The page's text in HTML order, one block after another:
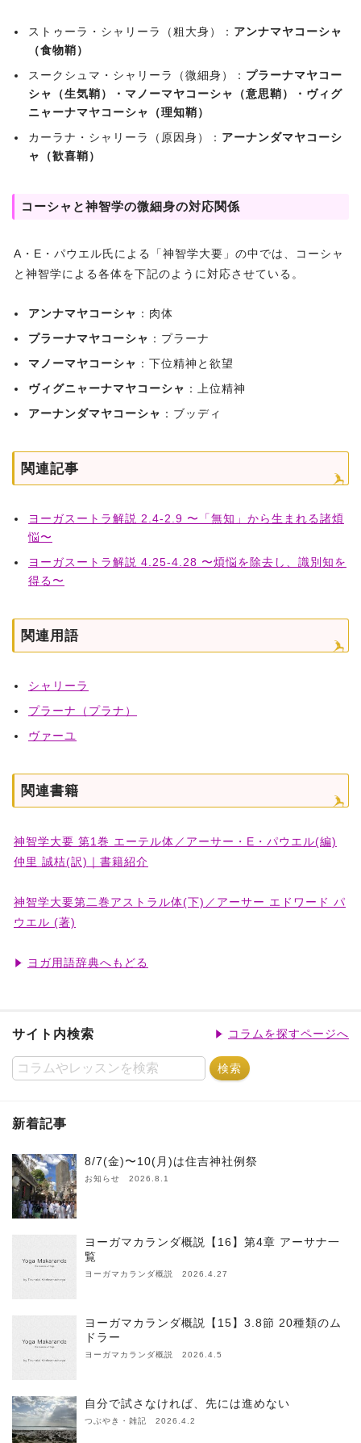
ストゥーラ・シャリーラ（粗大身）： アンナマヤコーシャ
（食物鞘）
スークシュマ・シャリーラ（微細身）： プラーナマヤコー
シャ（生気鞘）・マノーマヤコーシャ（意思鞘）・ヴィグ
ニャーナマヤコーシャ（理知鞘）
カーラナ・シャリーラ（原因身）： アーナンダマヤコーシ
ャ（歓喜鞘）
コーシャと神智学の微細身の対応関係
A・E・パウエル氏による「神智学大要」の中では、コーシャ
と神智学による各体を下記のように対応させている。
アンナマヤコーシャ ：肉体
プラーナマヤコーシャ ：プラーナ
マノーマヤコーシャ ：下位精神と欲望
ヴィグニャーナマヤコーシャ ：上位精神
アーナンダマヤコーシャ ：ブッディ
関連記事
ヨーガスートラ解説 2.4-2.9 〜「無知」から生まれる諸煩
悩〜
ヨーガスートラ解説 4.25-4.28 〜煩悩を除去し、識別知を
得る〜
関連用語
シャリーラ
プラーナ（プラナ）
ヴァーユ
関連書籍
神智学大要 第1巻 エーテル体／アーサー・E・パウエル(編)
仲里 誠桔(訳)｜書籍紹介
神智学大要第二巻アストラル体(下)／アーサー エドワード パ
ウエル (著)
ヨガ用語辞典へもどる
サイト内検索 コラムを探すページへ
新着記事
8/7(金)〜10(月)は住吉神社例祭
お知らせ 2026.8.1
ヨーガマカランダ概説【16】第4章 アーサナ一
覧
ヨーガマカランダ概説 2026.4.27
ヨーガマカランダ概説【15】3.8節 20種類のム
ドラー
ヨーガマカランダ概説 2026.4.5
自分で試さなければ、先には進めない
つぶやき・雑記 2026.4.2